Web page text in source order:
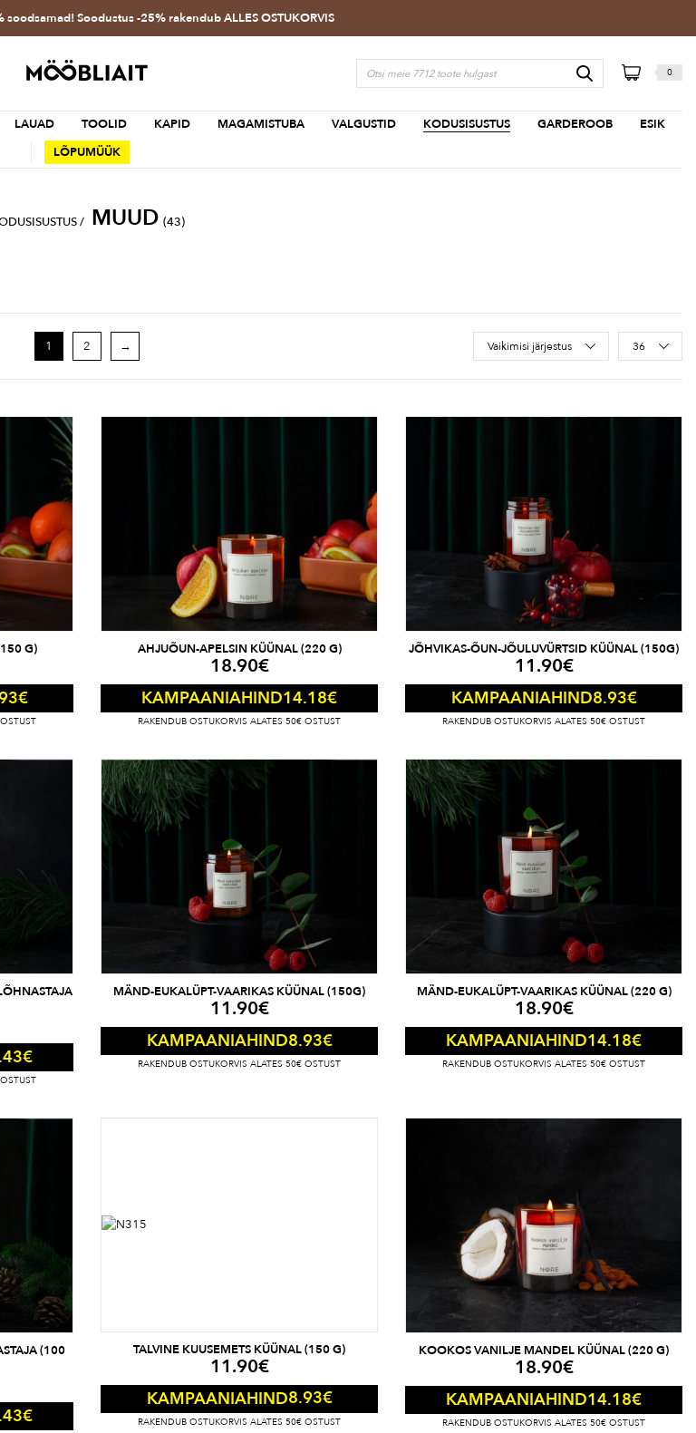
Soodustus -25% rakendub ALLES OSTUKORVIS
0
LAUAD TOOLID KAPID MAGAMISTUBA VALGUSTID KODUSISUSTUS GARDEROOB
ESIK
LÕPUMÜÜK
/ MUUD (43)
1 2 → Sort Products
Vaikimisi järjestus 36
G)
€
AHJUÕUN-APELSIN KÜÜNAL (220 G)
18.90€
KAMPAANIAHIND14.18€
RAKENDUB OSTUKORVIS ALATES 50€ OSTUST
JÕHVIKAS-ÕUN-JÕULUVÜRTSID KÜÜNAL (150G)
11.90€
KAMPAANIAHIND8.93€
RAKENDUB OSTUKORVIS ALATES 50€ OSTUST
€
MÄND-EUKALÜPT-VAARIKAS KÜÜNAL (150G)
11.90€
KAMPAANIAHIND8.93€
RAKENDUB OSTUKORVIS ALATES 50€ OSTUST
MÄND-EUKALÜPT-VAARIKAS KÜÜNAL (220 G)
18.90€
KAMPAANIAHIND14.18€
RAKENDUB OSTUKORVIS ALATES 50€ OSTUST
(100
€
TALVINE KUUSEMETS KÜÜNAL (150 G)
11.90€
KAMPAANIAHIND8.93€
RAKENDUB OSTUKORVIS ALATES 50€ OSTUST
KOOKOS VANILJE MANDEL KÜÜNAL (220 G)
18.90€
KAMPAANIAHIND14.18€
RAKENDUB OSTUKORVIS ALATES 50€ OSTUST